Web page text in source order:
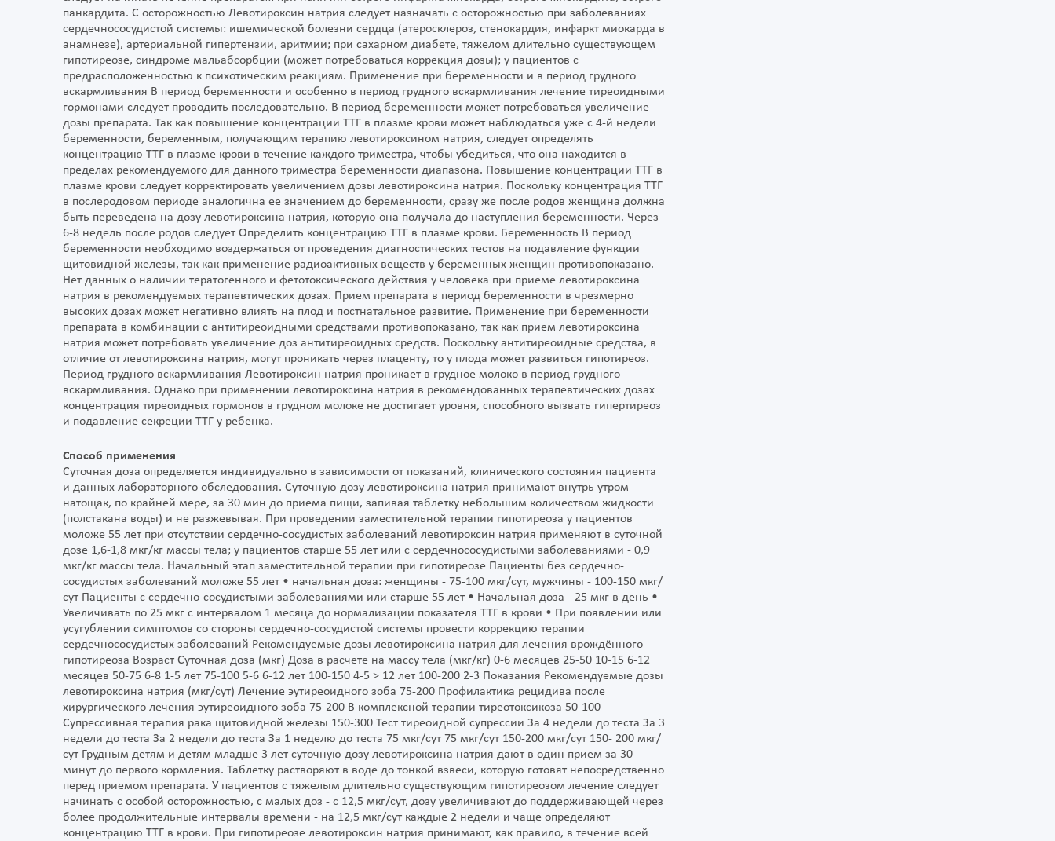
панкардита. С осторожностью Левотироксин натрия следует назначать с осторожностью при заболеваниях
сердечнососудистой системы: ишемической болезни сердца (атеросклероз, стенокардия, инфаркт миокарда в
анамнезе), артериальной гипертензии, аритмии; при сахарном диабете, тяжелом длительно существующем
гипотиреозе, синдроме мальабсорбции (может потребоваться коррекция дозы); у пациентов с
предрасположенностью к психотическим реакциям. Применение при беременности и в период грудного
вскармливания В период беременности и особенно в период грудного вскармливания лечение тиреоидными
гормонами следует проводить последовательно. В период беременности может потребоваться увеличение
дозы препарата. Так как повышение концентрации ТТГ в плазме крови может наблюдаться уже с 4-й недели
беременности, беременным, получающим терапию левотироксином натрия, следует определять
концентрацию ТТГ в плазме крови в течение каждого триместра, чтобы убедиться, что она находится в
пределах рекомендуемого для данного триместра беременности диапазона. Повышение концентрации ТТГ в
плазме крови следует корректировать увеличением дозы левотироксина натрия. Поскольку концентрация ТТГ
в послеродовом периоде аналогична ее значением до беременности, сразу же после родов женщина должна
быть переведена на дозу левотироксина натрия, которую она получала до наступления беременности. Через
6-8 недель после родов следует Определить концентрацию ТТГ в плазме крови. Беременность В период
беременности необходимо воздержаться от проведения диагностических тестов на подавление функции
щитовидной железы, так как применение радиоактивных веществ у беременных женщин противопоказано.
Нет данных о наличии тератогенного и фетотоксического действия у человека при приеме левотироксина
натрия в рекомендуемых терапевтических дозах. Прием препарата в период беременности в чрезмерно
высоких дозах может негативно влиять на плод и постнатальное развитие. Применение при беременности
препарата в комбинации с антитиреоидными средствами противопоказано, так как прием левотироксина
натрия может потребовать увеличение доз антитиреоидных средств. Поскольку антитиреоидные средства, в
отличие от левотироксина натрия, могут проникать через плаценту, то у плода может развиться гипотиреоз.
Период грудного вскармливания Левотироксин натрия проникает в грудное молоко в период грудного
вскармливания. Однако при применении левотироксина натрия в рекомендованных терапевтических дозах
концентрация тиреоидных гормонов в грудном молоке не достигает уровня, способного вызвать гипертиреоз
и подавление секреции ТТГ у ребенка.
Способ применения
Суточная доза определяется индивидуально в зависимости от показаний, клинического состояния пациента
и данных лабораторного обследования. Суточную дозу левотироксина натрия принимают внутрь утром
натощак, по крайней мере, за 30 мин до приема пищи, запивая таблетку небольшим количеством жидкости
(полстакана воды) и не разжевывая. При проведении заместительной терапии гипотиреоза у пациентов
моложе 55 лет при отсутствии сердечно-сосудистых заболеваний левотироксин натрия применяют в суточной
дозе 1,6-1,8 мкг/кг массы тела; у пациентов старше 55 лет или с сердечнососудистыми заболеваниями - 0,9
мкг/кг массы тела. Начальный этап заместительной терапии при гипотиреозе Пациенты без сердечно-
сосудистых заболеваний моложе 55 лет • начальная доза: женщины - 75-100 мкг/сут, мужчины - 100-150 мкг/
сут Пациенты с сердечно-сосудистыми заболеваниями или старше 55 лет • Начальная доза - 25 мкг в день •
Увеличивать по 25 мкг с интервалом 1 месяца до нормализации показателя ТТГ в крови • При появлении или
усугублении симптомов со стороны сердечно-сосудистой системы провести коррекцию терапии
сердечнососудистых заболеваний Рекомендуемые дозы левотироксина натрия для лечения врождённого
гипотиреоза Возраст Суточная доза (мкг) Доза в расчете на массу тела (мкг/кг) 0-6 месяцев 25-50 10-15 6-12
месяцев 50-75 6-8 1-5 лет 75-100 5-6 6-12 лет 100-150 4-5 > 12 лет 100-200 2-3 Показания Рекомендуемые дозы
левотироксина натрия (мкг/сут) Лечение эутиреоидного зоба 75-200 Профилактика рецидива после
хирургического лечения эутиреоидного зоба 75-200 В комплексной терапии тиреотоксикоза 50-100
Супрессивная терапия рака щитовидной железы 150-300 Тест тиреоидной супрессии За 4 недели до теста За 3
недели до теста За 2 недели до теста За 1 неделю до теста 75 мкг/сут 75 мкг/сут 150-200 мкг/сут 150- 200 мкг/
сут Грудным детям и детям младше 3 лет суточную дозу левотироксина натрия дают в один прием за 30
минут до первого кормления. Таблетку растворяют в воде до тонкой взвеси, которую готовят непосредственно
перед приемом препарата. У пациентов с тяжелым длительно существующим гипотиреозом лечение следует
начинать с особой осторожностью, с малых доз - с 12,5 мкг/сут, дозу увеличивают до поддерживающей через
более продолжительные интервалы времени - на 12,5 мкг/сут каждые 2 недели и чаще определяют
концентрацию ТТГ в крови. При гипотиреозе левотироксин натрия принимают, как правило, в течение всей